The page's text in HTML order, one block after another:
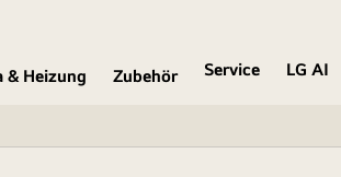
& Heizung Zubehör Service
LG AI